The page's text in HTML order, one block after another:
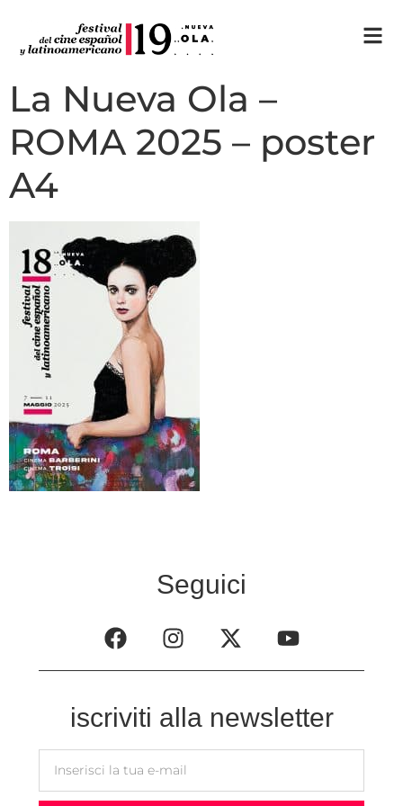
La Nueva Ola –
ROMA 2025 – poster
A4
Seguici
iscriviti alla newsletter